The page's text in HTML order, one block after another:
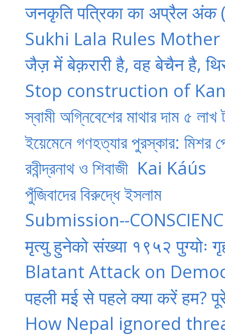
जनकृति पत्रिका का अप्रैल
Sukhi Lala Rules
जैज़ में बेक़रारी है, वह बेचैन है,
Stop construction of
স্বামী অগ্নিবেশের মাথার দাম ৫
ইয়েমেনে গণহত্যার পুরস্কার: মিশর
​রবীন্দ্রনাথ ও শিবাজী ​​ Kai Káús
পুঁজিবাদের বিরুদ্ধে ইসলাম
Submission--
मृत्यु हुनेको संख्या १९५२ पुग्योः
Blatant Attack on
पहली मई से पहले क्या करें हम?
How Nepal ignored